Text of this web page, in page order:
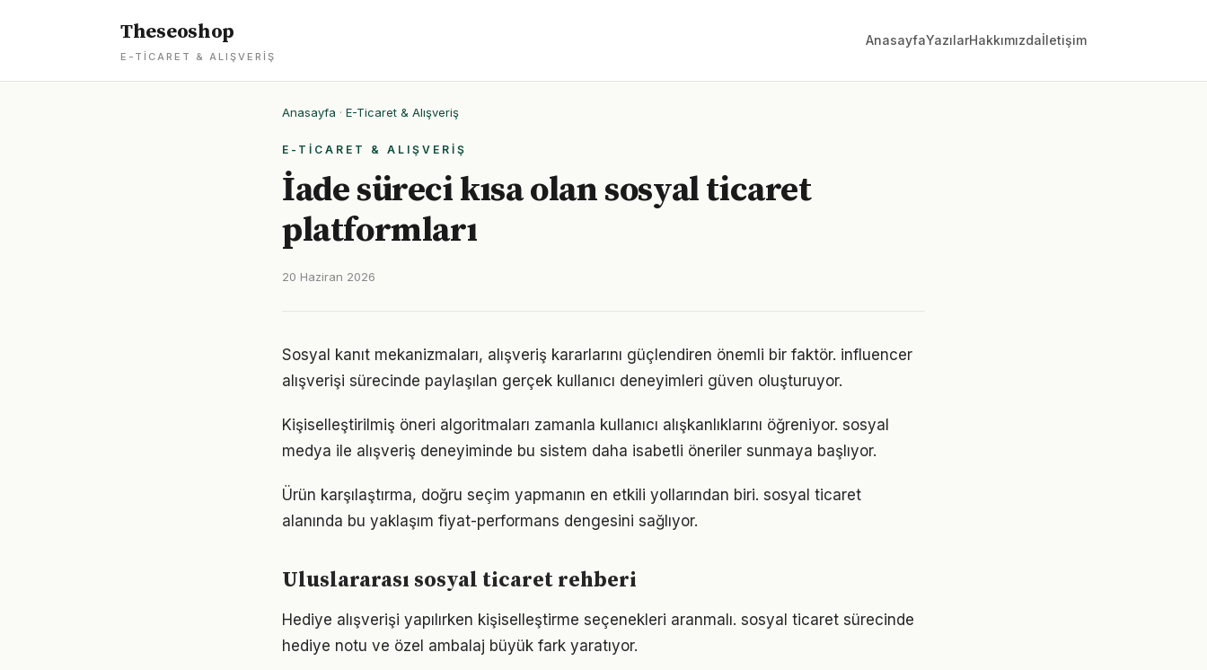
Theseoshop
E-TICARET & ALIŞVERIŞ
AnasayfaYazılarHakkımızdaİletişim
Anasayfa · E-Ticaret & Alışveriş
E-TICARET & ALIŞVERIŞ
İade süreci kısa olan sosyal ticaret
platformları
20 Haziran 2026
Sosyal kanıt mekanizmaları, alışveriş kararlarını güçlendiren önemli bir faktör. influencer
alışverişi sürecinde paylaşılan gerçek kullanıcı deneyimleri güven oluşturuyor.
Kişiselleştirilmiş öneri algoritmaları zamanla kullanıcı alışkanlıklarını öğreniyor. sosyal
medya ile alışveriş deneyiminde bu sistem daha isabetli öneriler sunmaya başlıyor.
Ürün karşılaştırma, doğru seçim yapmanın en etkili yollarından biri. sosyal ticaret
alanında bu yaklaşım fiyat-performans dengesini sağlıyor.
Uluslararası sosyal ticaret rehberi
Hediye alışverişi yapılırken kişiselleştirme seçenekleri aranmalı. sosyal ticaret sürecinde
hediye notu ve özel ambalaj büyük fark yaratıyor.